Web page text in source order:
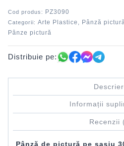
Cod produs: PZ3090
Categorii: Arte Plastice Pânză
Pânze pictură
Distribuie pe:
Informații
Recenzii
Pânză de pictură pe șasiu